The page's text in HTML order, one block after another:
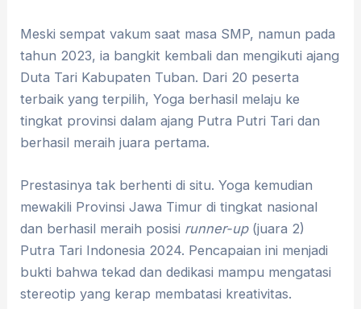
Meski sempat vakum saat masa SMP, namun pada
tahun 2023, ia bangkit kembali dan mengikuti ajang
Duta Tari Kabupaten Tuban. Dari 20 peserta
terbaik yang terpilih, Yoga berhasil melaju ke
tingkat provinsi dalam ajang Putra Putri Tari dan
berhasil meraih juara pertama.
Prestasinya tak berhenti di situ. Yoga kemudian
mewakili Provinsi Jawa Timur di tingkat nasional
dan berhasil meraih posisi runner-up(juara 2)
Putra Tari Indonesia 2024. Pencapaian ini menjadi
bukti bahwa tekad dan dedikasi mampu mengatasi
stereotip yang kerap membatasi kreativitas.